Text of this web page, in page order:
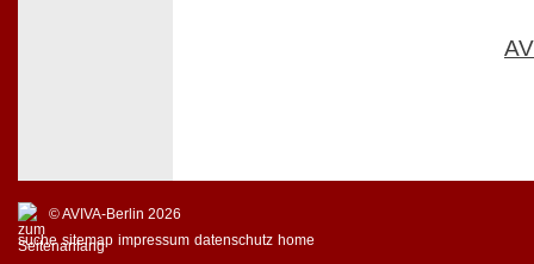
© AVIVA-Berlin 2026
suche sitemap impressum datenschutz home